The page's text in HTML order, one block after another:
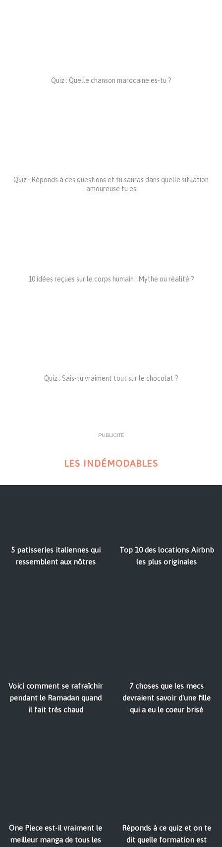
Quiz : Quelle chanson marocaine es-tu ?
Quiz : Réponds à ces questions et tu sauras dans quelle situation
amoureuse tu es
10 idées reçues sur le corps humain : Mythe ou réalité ?
Quiz : Sais-tu vraiment tout sur le chocolat ?
PUBLICITÉ
LES INDÉMODABLES
5 patisseries italiennes qui
ressemblent aux nôtres
Top 10 des locations Airbnb
les plus originales
Voici comment se rafraîchir
pendant le Ramadan quand
il fait très chaud
7 choses que les mecs
devraient savoir d'une fille
qui a eu le coeur brisé
One Piece est-il vraiment le
meilleur manga de tous les
Réponds à ce quiz et on te
dit quelle formation est